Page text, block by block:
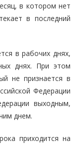
в котором нет
в последний
в рабочих днях,
днях. При этом
не признается в
Федерации
выходным,
днем.
приходится на